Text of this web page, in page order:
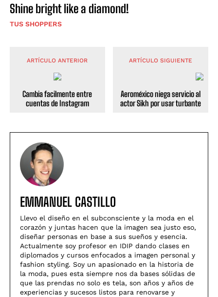
Shine bright like a diamond!
TUS SHOPPERS
ARTÍCULO ANTERIOR
Cambia facilmente entre
cuentas de Instagram
ARTÍCULO SIGUIENTE
Aeroméxico niega servicio al
actor Sikh por usar turbante
EMMANUEL CASTILLO
Llevo el diseño en el subconsciente y la moda en el
corazón y juntas hacen que la imagen sea justo eso,
diseñar personas en base a sus sueños y esencia.
Actualmente soy profesor en IDIP dando clases en
diplomados y cursos enfocados a imagen personal y
fashion styling. Soy un apasionado en la historia de
la moda, pues esta siempre nos da bases sólidas de
que las prendas no solo es tela, son años y años de
experiencias y sucesos listos para renovarse y